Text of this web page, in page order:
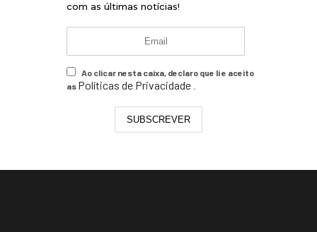
com as últimas notícias!
Ao clicar nesta caixa, declaro que li e aceito
as Políticas de Privacidade .
SUBSCREVER